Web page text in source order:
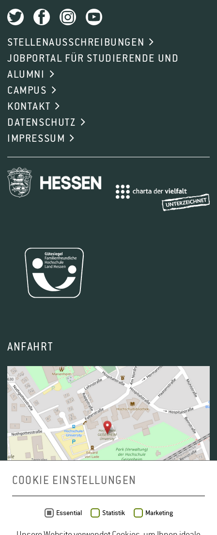
STELLENAUSSCHREIBUNGEN
JOBPORTAL FÜR STUDIERENDE UND
ALUMNI
CAMPUS
KONTAKT
DATENSCHUTZ
IMPRESSUM
ANFAHRT
OpenStreetMap- Veröffentlicht unterODbL
COOKIE EINSTELLUNGEN
Essential Statistik Marketing